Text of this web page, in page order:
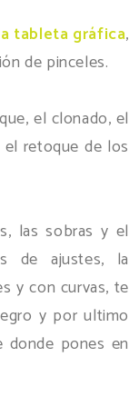
tableta gráfica,
de pinceles.
el clonado, el
retoque de los
las sobras y el
de ajustes, la
y con curvas, te
y por ultimo
donde pones en